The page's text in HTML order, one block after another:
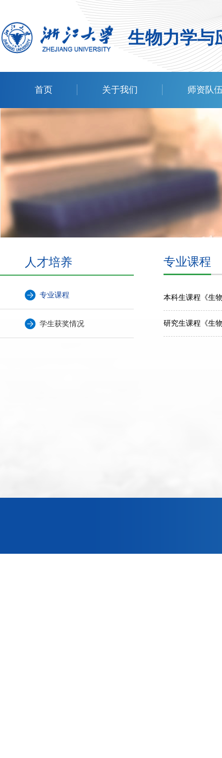
生物力学与
首页 关于我们 师资队
人才培养
专业课程
学生获奖情况
专业课程
本科生课程《生
研究生课程《生